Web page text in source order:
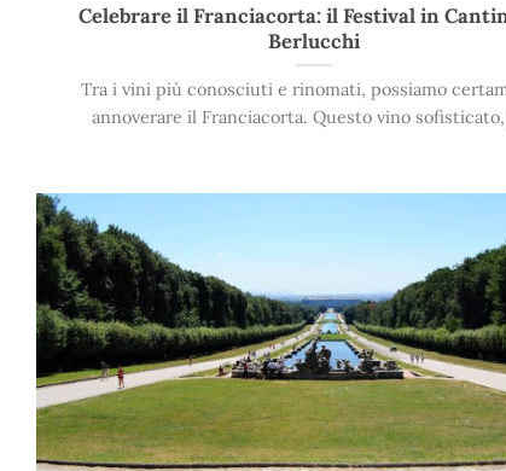
Celebrare il Franciacorta: il Festival in
Berlucchi
Tra i vini più conosciuti e rinomati, possiamo
annoverare il Franciacorta. Questo vino